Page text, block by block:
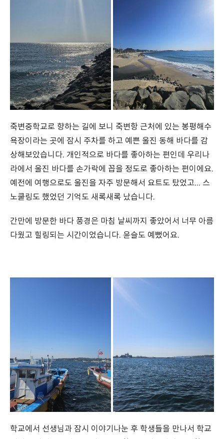
죽변중학교로 향하는 길에 보니 죽변항 근처에 있는 봉평해수
욕장이라는 곳에 잠시 주차를 하고 예쁜 울진 동해 바다를 감
상해보았습니다. 개인적으로 바다를 좋아하는 편인데 우리나
라에서 울진 바다를 손가락에 꼽을 정도로 좋아하는 편이에요.
예전에 여행으로도 울진을 자주 방문해서 요트도 탔었고... 스
노쿨링도 했었던 기억도 새록새록 났습니다.
간만에 방문한 바다 풍경은 마침 날씨까지 좋았어서 너무 아름
다웠고 힐링되는 시간이었습니다. 윤슬도 예뻤어요.
학교에서 선생님과 잠시 이야기나눈 후 학생들을 만나서 학교